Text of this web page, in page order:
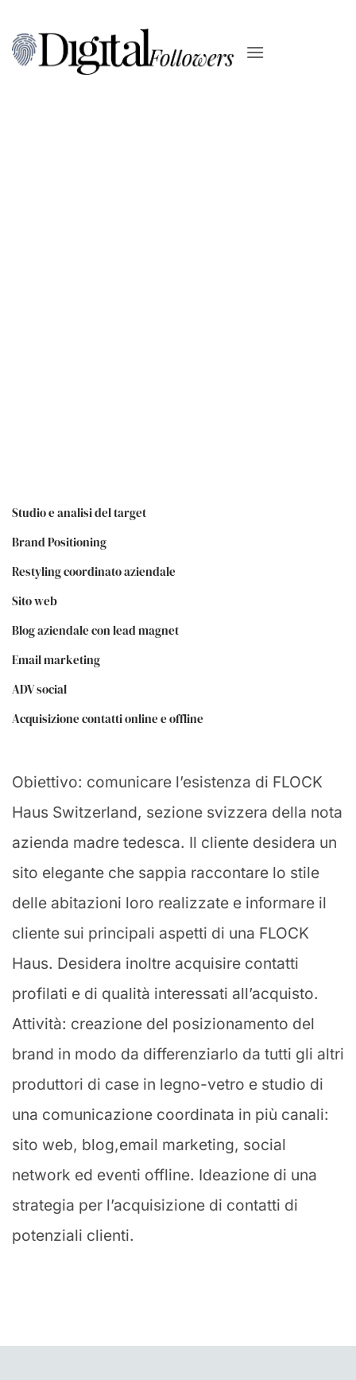
contenuti
Studio e analisi del target
Brand Positioning
Restyling coordinato aziendale
Sito web
Blog aziendale con lead magnet
Email marketing
ADV social
Acquisizione contatti online e offline
Obiettivo: comunicare l’esistenza di FLOCK
Haus Switzerland, sezione svizzera della nota
azienda madre tedesca. Il cliente desidera un
sito elegante che sappia raccontare lo stile
delle abitazioni loro realizzate e informare il
cliente sui principali aspetti di una FLOCK
Haus. Desidera inoltre acquisire contatti
profilati e di qualità interessati all’acquisto.
Attività: creazione del posizionamento del
brand in modo da differenziarlo da tutti gli altri
produttori di case in legno-vetro e studio di
una comunicazione coordinata in più canali:
sito web, blog,email marketing, social
network ed eventi offline. Ideazione di una
strategia per l’acquisizione di contatti di
potenziali clienti.